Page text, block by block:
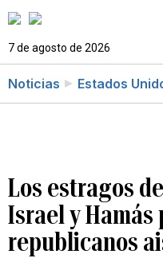
7 de agosto de 2026
Noticias Estados
Los estragos
Israel y Hamás
republicanos